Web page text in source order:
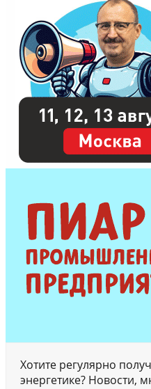
Хотите регулярно
энергетике? Новости,